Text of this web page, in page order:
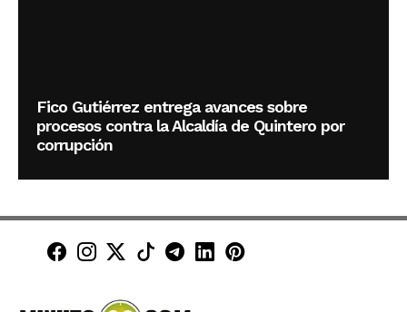
Fico Gutiérrez entrega avances sobre
procesos contra la Alcaldía de Quintero por
corrupción
Minuto30 en Facebook
Minuto30 en Instagram
Minuto30 en X (Twitter)
Minuto30 en TikTok
Canal de Minuto30 en
Minuto30 en LinkedIn
Minuto30 en